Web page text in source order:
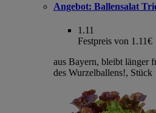
Angebot: Ballensalat
1.11
Festpreis von 1.11€
aus Bayern, bleibt länger
des Wurzelballens!, Stück